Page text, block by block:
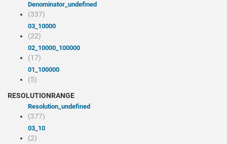
denominator_undefined
(337)
03_10000
(22)
02_10000_100000
(17)
01_100000
(5)
RESOLUTIONRANGE
resolution_undefined
(377)
03_10
(2)